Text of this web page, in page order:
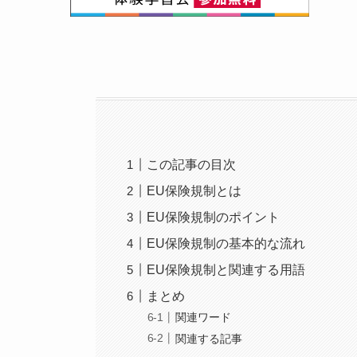
この記事の目次
EU保険規制とは
EU保険規制のポイント
EU保険規制の基本的な流れ
EU保険規制と関連する用語
まとめ
関連ワード
関連する記事